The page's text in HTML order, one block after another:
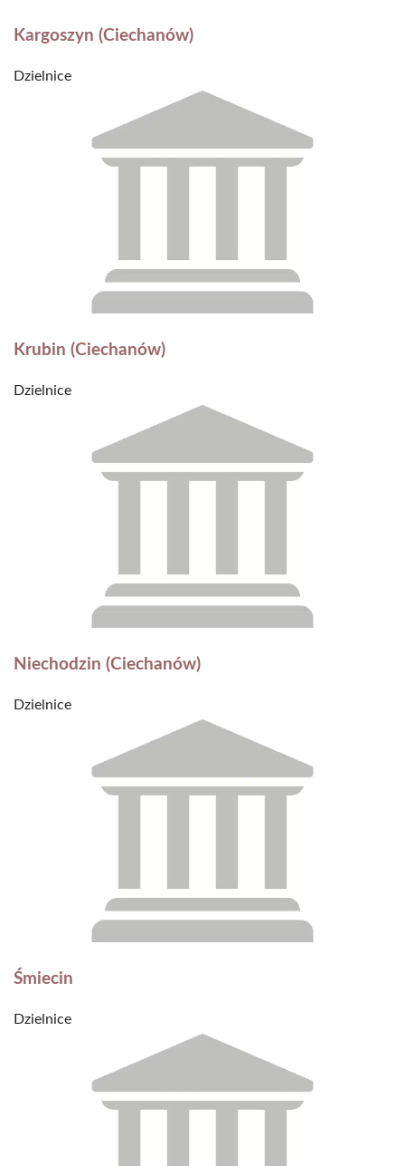
Kargoszyn (Ciechanów)
Dzielnice
Krubin (Ciechanów)
Dzielnice
Niechodzin (Ciechanów)
Dzielnice
Śmiecin
Dzielnice